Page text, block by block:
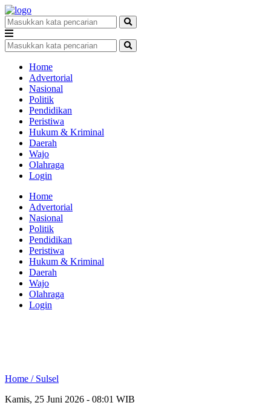
Home
Advertorial
Nasional
Politik
Pendidikan
Peristiwa
Hukum & Kriminal
Daerah
Wajo
Olahraga
Login
Home
Advertorial
Nasional
Politik
Pendidikan
Peristiwa
Hukum & Kriminal
Daerah
Wajo
Olahraga
Login
Home / Sulsel
Kamis, 25 Juni 2026 - 08:01 WIB